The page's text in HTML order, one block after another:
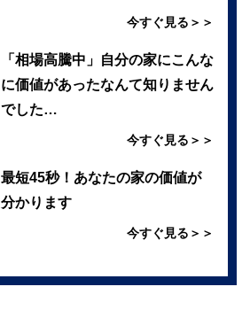
今すぐ見る＞＞
「相場高騰中」自分の家にこんな
に価値があったなんて知りません
でした…
今すぐ見る＞＞
最短45秒！あなたの家の価値が
分かります
今すぐ見る＞＞